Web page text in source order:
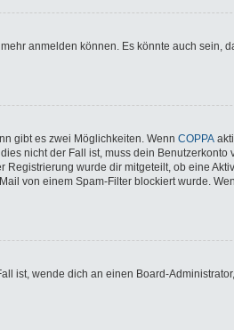
anmelden können. Es könnte auch sein,
gibt es zwei Möglichkeiten. Wenn COPPA
nicht der Fall ist, muss dein
wurde dir mitgeteilt, ob eine
von einem Spam-Filter blockiert wurde.
ist, wende dich an einen Board-